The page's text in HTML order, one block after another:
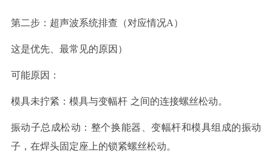
第二步：超声波系统排查（对应情况A）
这是优先、最常见的原因）
可能原因 ：
模具未拧紧 ：模具与变幅杆 之间的连接螺丝松动。
振动子总成松动 ：整个换能器、变幅杆和模具组成的振动
子，在焊头固定座上的锁紧螺丝松动。